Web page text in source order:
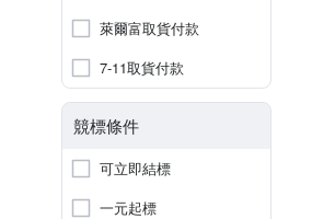
萊爾富取貨付款
7-11取貨付款
競標條件
可立即結標
一元起標